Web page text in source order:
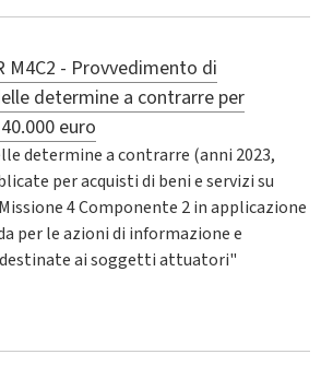
M4C2 - Provvedimento di
determine a contrarre per
euro
determine a contrarre (anni 2023,
per acquisti di beni e servizi su
4 Componente 2 in applicazione
per le azioni di informazione e
ai soggetti attuatori"